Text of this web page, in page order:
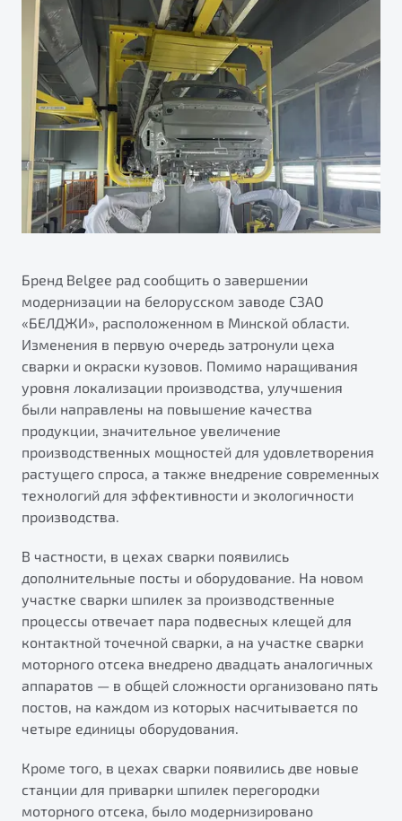
Яркий кроссовер
от 2 219 990 ₽*
Обзор В наличии
S50
Элегантный и практичный седан
от 1 699 990 ₽*
Обзор В наличии
X70
от 2 499 990 ₽*
Обзор В наличии
Автокредит
Трейд-ин
Страхование
Расчет КАСКО
Узнайте о специальных выгодах при покупке
автомобиля Belgee
Подробно
Тест-драйв
Автокредит
Спецпредложения
ПОДДЕРЖКА
Гарантия Belgee
Belgee Линк
Belgee Клуб
Belgee Плюс
Реферальная программа
Клиентская поддержка
Будьте еще более уверены на дорогах с программой
"Помощь на дорогах"
Преимущества программы
Запись на сервис
Калькулятор ТО
Клиентская поддержка
О дилерском центре
Правовая информация
Бренд Belgee рад сообщить о завершении
модернизации на белорусском заводе СЗАО
«БЕЛДЖИ», расположенном в Минской области.
Изменения в первую очередь затронули цеха
сварки и окраски кузовов. Помимо наращивания
уровня локализации производства, улучшения
были направлены на повышение качества
продукции, значительное увеличение
производственных мощностей для удовлетворения
растущего спроса, а также внедрение современных
технологий для эффективности и экологичности
производства.
В частности, в цехах сварки появились
дополнительные посты и оборудование. На новом
участке сварки шпилек за производственные
процессы отвечает пара подвесных клещей для
контактной точечной сварки, а на участке сварки
моторного отсека внедрено двадцать аналогичных
аппаратов — в общей сложности организовано пять
постов, на каждом из которых насчитывается по
четыре единицы оборудования.
Кроме того, в цехах сварки появились две новые
станции для приварки шпилек перегородки
моторного отсека, было модернизировано